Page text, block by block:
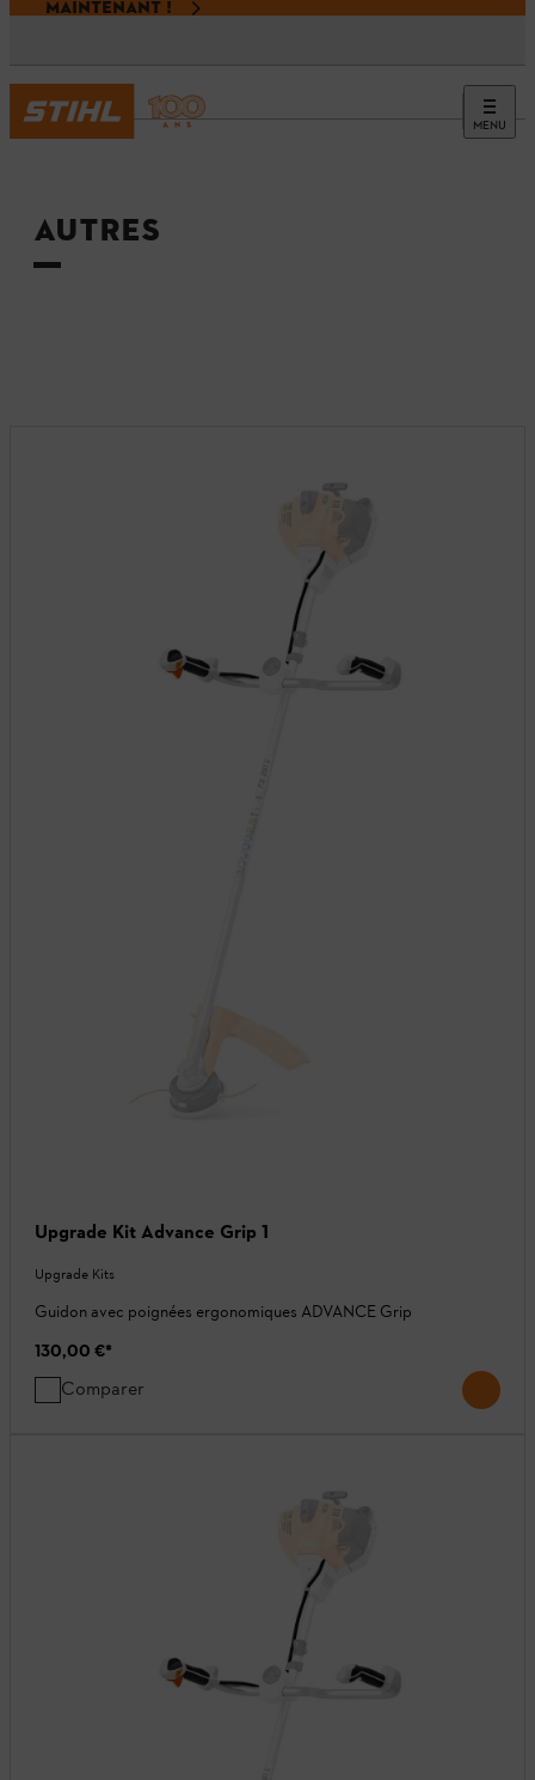
MAINTENANT !
MENU
Accueil
AUTRES
Upgrade Kit Advance Grip 1
Upgrade Kits
Guidon avec poignées ergonomiques ADVANCE Grip
130,00 €*
Comparer